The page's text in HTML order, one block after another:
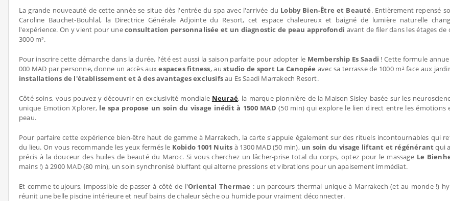
La grande nouveauté de cette année se situe dès l'entrée du spa avec l'arrivée du Lobby Bien-Être et Beauté. Entièrement repensé
Caroline Bauchet-Bouhlal, la Directrice Générale Adjointe du Resort, cet espace chaleureux et baigné de lumière naturelle
l'expérience. On y vient pour uneconsultation personnalisée et un diagnostic de peau approfondi avant de filer dans les étages de
3000 m².
Pour inscrire cette démarche dans la durée, l'été est aussi la saison parfaite pour adopter le Membership Es Saadi ! Cette formule
000 MAD par personne, donne un accès auxespaces fitness, austudio de sport La Canopée avec sa terrasse de 1000 m² face aux
installations de l'établissement et à des avantages exclusifsau Es Saadi Marrakech Resort.
Côté soins, vous pouvez y découvrir en exclusivité mondiale Neuraé, la marque pionnière de la Maison Sisley basée sur les
unique Emotion Xplorer, le spa propose un soin du visage inédit à 1500 MAD (50 min) qui explore le lien direct entre les émotions
peau.
Pour parfaire cette expérience bien-être haut de gamme à Marrakech, la carte s'appuie également sur des rituels incontournables qui
du lieu. On vous recommande les yeux fermés le Kobido 1001 Nuits à 1300 MAD (50 min), un soin du visage liftant et régénérantqui
précis à la douceur des huiles de beauté du Maroc. Si vous cherchez un lâcher-prise total du corps, optez pour le massage Le
mains !) à 2900 MAD (80 min), un soin synchronisé bluffant qui alterne pressions et vibrations pour un apaisement immédiat.
Et comme toujours, impossible de passer à côté de l'Oriental Thermae : un parcours thermal unique à Marrakech (et au monde !)
réunit une belle piscine intérieure et neuf bains de chaleur sèche ou humide pour vraiment déconnecter.